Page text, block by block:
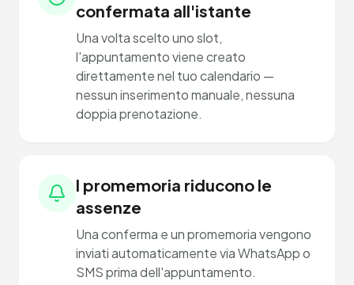
confermata all'istante
Una volta scelto uno slot,
l'appuntamento viene creato
direttamente nel tuo calendario —
nessun inserimento manuale, nessuna
doppia prenotazione.
I promemoria riducono le
assenze
Una conferma e un promemoria vengono
inviati automaticamente via WhatsApp o
SMS prima dell'appuntamento.